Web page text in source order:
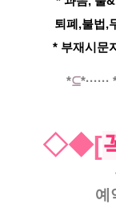
퇴폐,불법,
* 부재시문
*⊆*······
◇◆[
예